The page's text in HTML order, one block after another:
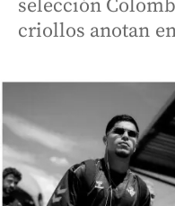
selección
criollos anotan